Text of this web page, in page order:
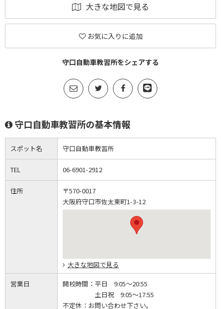
大きな地図で見る
お気に入りに追加
守口自動車教習所をシェアする
守口自動車教習所の基本情報
スポット名 守口自動車教習所
TEL 06-6901-2912
住所
〒570-0017
大阪府守口市佐太東町1-3-12
大きな地図で見る
営業日 開校時間： 平日 9:05～20:55
土日祝 9:05～17:55
不定休： お問い合わせ下さい。